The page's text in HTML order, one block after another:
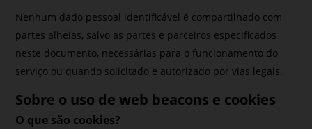
Nenhum dado pessoal identificável é compartilhado com
partes alheias, salvo as partes e parceiros especificados
neste documento, necessárias para o funcionamento do
serviço ou quando solicitado e autorizado por vias legais.
Sobre o uso de web beacons e cookies
O que são cookies?